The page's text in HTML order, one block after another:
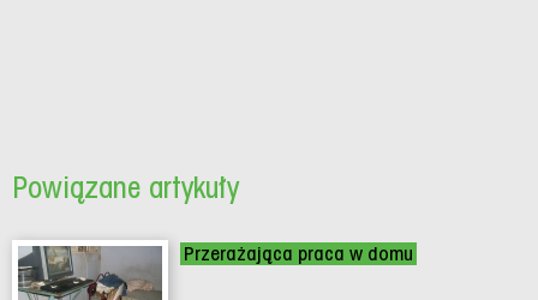
Powiązane artykuły
Przerażająca praca w domu